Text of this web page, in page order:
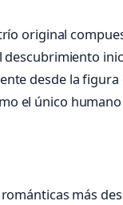
original
desde la
el único
más